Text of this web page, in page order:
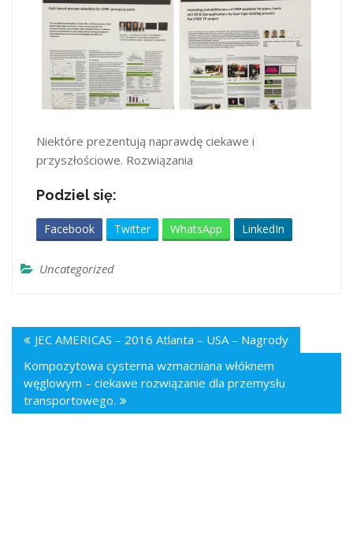
Niektóre prezentują naprawdę ciekawe i
przyszłościowe. Rozwiązania
Podziel się:
Facebook Twitter WhatsApp LinkedIn
Uncategorized
JEC AMERICAS – 2016 Atlanta – USA – Nagrody
Kompozytowa cysterna wzmacniana włóknem
węglowym – ciekawe rozwiązanie dla przemysłu
transportowego.